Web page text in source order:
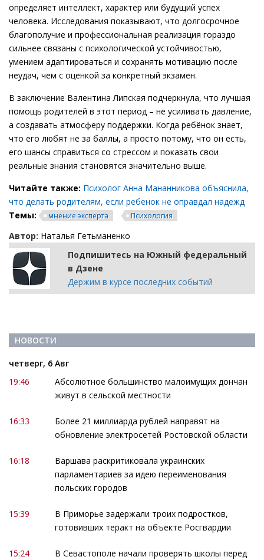
определяет интеллект, характер или будущий успех
человека. Исследования показывают, что долгосрочное
благополучие и профессиональная реализация гораздо
сильнее связаны с психологической устойчивостью,
умением адаптироваться и сохранять мотивацию после
неудач, чем с оценкой за конкретный экзамен.
В заключение Валентина Липская подчеркнула, что лучшая
помощь родителей в этот период – не усиливать давление,
а создавать атмосферу поддержки. Когда ребёнок знает,
что его любят не за баллы, а просто потому, что он есть,
его шансы справиться со стрессом и показать свои
реальные знания становятся значительно выше.
Читайте также: Психолог Анна Мананникова объяснила,
что делать родителям, если ребенок не оправдал надежд
Темы:
мнение эксперта Психология
Автор: Наталья Гетьманенко
Подпишитесь на Южный федеральный
в Дзене
Держим в курсе последних событий
НОВОСТИ
четверг, 6 Авг
19:46
Абсолютное большинство малоимущих дончан
живут в сельской местности
16:33
Более 21 миллиарда рублей направят на
обновление электросетей Ростовской области
16:18
Варшава раскритиковала украинских
парламентариев за идею переименования
польских городов
15:39
В Приморье задержали троих подростков,
готовивших теракт на объекте Росгвардии
15:24
В Севастополе начали проверять школы перед